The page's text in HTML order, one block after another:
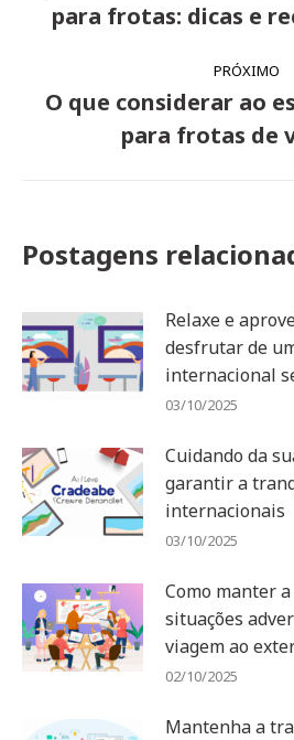
post:
para frotas: dicas e
PRÓXIMO
post:
O que considerar ao
para frotas de
Postagens
Relaxe e
desfrutar de
internacional
03/10/2025
Cuidando da
garantir a
internacionais
03/10/2025
Como manter
situações
viagem ao
02/10/2025
Mantenha a